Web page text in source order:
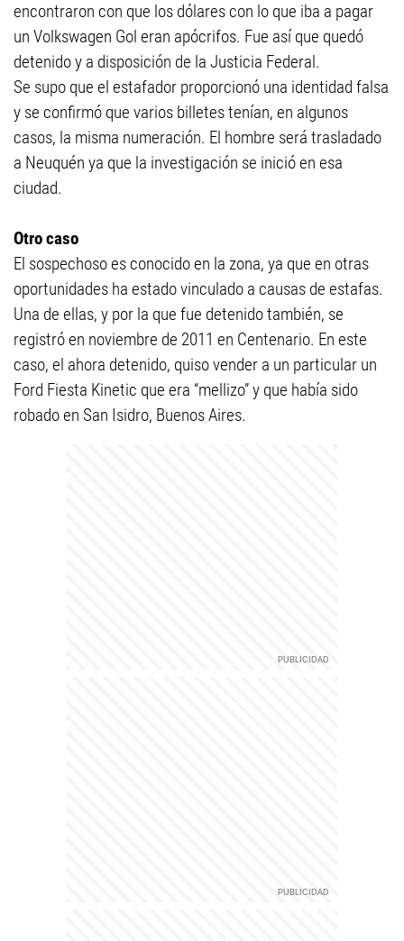
encontraron con que los dólares con lo que iba a pagar
un Volkswagen Gol eran apócrifos. Fue así que quedó
detenido y a disposición de la Justicia Federal.
Se supo que el estafador proporcionó una identidad falsa
y se confirmó que varios billetes tenían, en algunos
casos, la misma numeración. El hombre será trasladado
a Neuquén ya que la investigación se inició en esa
ciudad.
Otro caso
El sospechoso es conocido en la zona, ya que en otras
oportunidades ha estado vinculado a causas de estafas.
Una de ellas, y por la que fue detenido también, se
registró en noviembre de 2011 en Centenario. En este
caso, el ahora detenido, quiso vender a un particular un
Ford Fiesta Kinetic que era “mellizo” y que había sido
robado en San Isidro, Buenos Aires.